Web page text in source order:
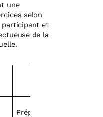
une
selon
participant et
de la
Préparer